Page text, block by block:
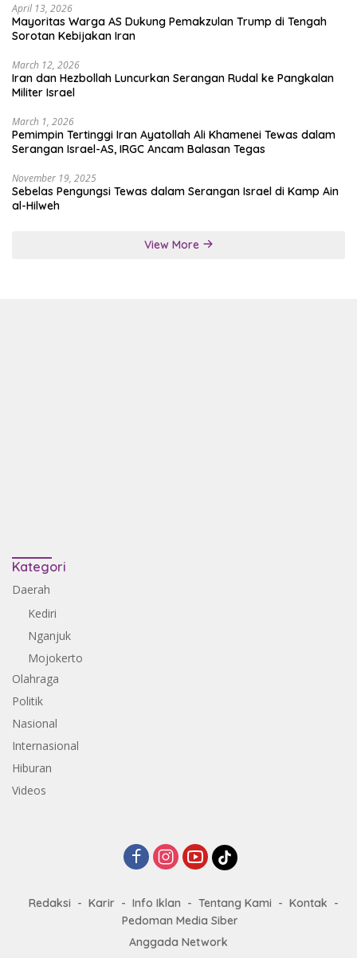
April 13, 2026
Mayoritas Warga AS Dukung Pemakzulan Trump di Tengah
Sorotan Kebijakan Iran
March 12, 2026
Iran dan Hezbollah Luncurkan Serangan Rudal ke Pangkalan
Militer Israel
March 1, 2026
Pemimpin Tertinggi Iran Ayatollah Ali Khamenei Tewas dalam
Serangan Israel-AS, IRGC Ancam Balasan Tegas
November 19, 2025
Sebelas Pengungsi Tewas dalam Serangan Israel di Kamp Ain
al-Hilweh
View More
Kategori
Daerah
Kediri
Nganjuk
Mojokerto
Olahraga
Politik
Nasional
Internasional
Hiburan
Videos
Redaksi Karir Info Iklan Tentang Kami
Kontak
Pedoman Media Siber
Anggada Network